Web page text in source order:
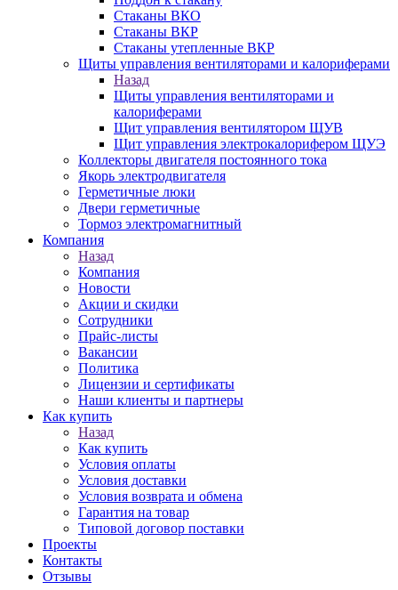
Стаканы ВКО
Стаканы ВКР
Стаканы утепленные ВКР
Щиты управления вентиляторами и калориферами
Назад
Щиты управления вентиляторами и
калориферами
Щит управления вентилятором ЩУВ
Щит управления электрокалорифером ЩУЭ
Коллекторы двигателя постоянного тока
Якорь электродвигателя
Герметичные люки
Двери герметичные
Тормоз электромагнитный
Компания
Назад
Компания
Новости
Акции и скидки
Сотрудники
Прайс-листы
Вакансии
Политика
Лицензии и сертификаты
Наши клиенты и партнеры
Как купить
Назад
Как купить
Условия оплаты
Условия доставки
Условия возврата и обмена
Гарантия на товар
Типовой договор поставки
Проекты
Контакты
Отзывы